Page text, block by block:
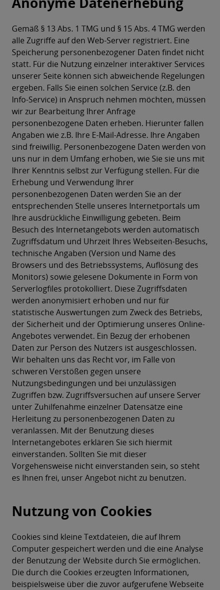
Gemäß § 13 Abs. 1 TMG und § 15 Abs. 4 TMG werden
alle Zugriffe auf den Web-Server registriert. Eine
Speicherung personenbezogener Daten findet nicht
statt. Für die Nutzung einzelner interaktiver Services
unserer Seite können sich abweichende Regelungen
ergeben. Falls Sie einen solchen Service (z.B. den
Info-Service) in Anspruch nehmen möchten, müssen
wir zur Bearbeitung Ihrer Anfrage
personenbezogene Daten erheben. Hierunter fallen
Angaben wie z.B. Ihre E-Mail-Adresse. Ihre Angaben
sind freiwillig. Personenbezogene Daten werden von
uns nur in dem Umfang erhoben, wie Sie sie uns mit
Ihrer Kenntnis selbst zur Verfügung stellen. Für die
Erhebung und Verwendung Ihrer
personenbezogenen Daten werden Sie an der
entsprechenden Stelle unseres Internetportals um
Ihre ausdrückliche Einwilligung gebeten. Beim
Besuch des Internetangebots werden automatisch
Zugriffsdatum und Uhrzeit Ihres Webseiten-Besuchs,
technische Angaben (Version und Name des
Browsers und des Betriebssystems, Auflösung des
Monitors) sowie gelesene Dokumente in Form von
Serverlogfiles protokolliert. Diese Zugriffsdaten
werden anonymisiert erhoben und nur für
statistische Auswertungen zum Zweck des Betriebs,
der Sicherheit und der Optimierung unseres Online-
Angebotes verwendet. Ein Bezug der erhobenen
Daten zur Person des Nutzers ist ausgeschlossen.
Wir behalten uns das Recht vor, im Falle von
schweren Verstößen gegen unsere
Nutzungsbedingungen und bei unzulässigen
Zugriffen bzw. Zugriffsversuchen auf unsere Server
unter Zuhilfenahme einzelner Datensätze eine
Herleitung zu personenbezogenen Daten zu
veranlassen. Mit der Benutzung dieses
Internetangebotes erklären Sie sich hiermit
einverstanden. Sollten Sie mit dieser
Vorgehensweise nicht einverstanden sein, so steht
es Ihnen frei, unser Angebot nicht zu benutzen.
Nutzung von Cookies
Cookies sind kleine Textdateien, die auf Ihrem
Computer gespeichert werden und die eine Analyse
der Benutzung der Website durch Sie ermöglichen.
Die durch die Cookies erzeugten Informationen,
beispielsweise über die zuvor aufgerufene Webseite